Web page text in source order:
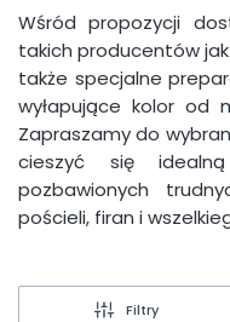
Wśród propozycji
takich producentów jak
także specjalne
wyłapujące kolor od
Zapraszamy do
cieszyć się
pozbawionych
pościeli, firan i
Filtry